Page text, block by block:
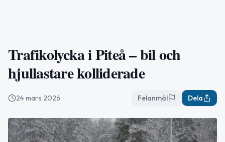
Trafikolycka i Piteå – bil och
hjullastare kolliderade
24 mars 2026 Felanmäl Dela